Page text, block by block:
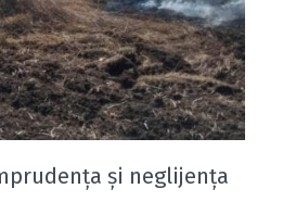
și neglijența